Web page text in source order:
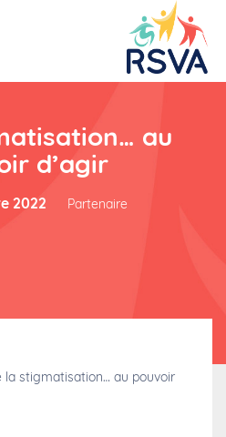
au
d’agir
2022 Partenaire
la stigmatisation… au pouvoir